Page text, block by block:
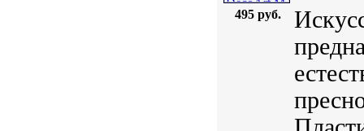
495 руб.